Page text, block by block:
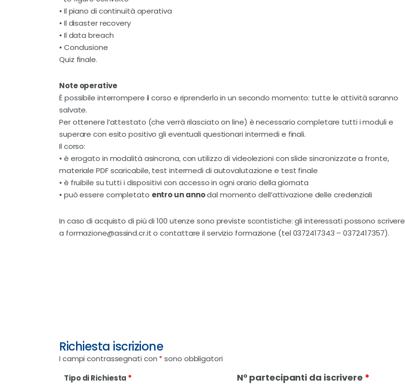
• Il piano di continuità operativa
• Il disaster recovery
• Il data breach
• Conclusione
Quiz finale.
Note operative
È possibile interrompere il corso e riprenderlo in un secondo momento: tutte le attività saranno
salvate.
Per ottenere l’attestato (che verrà rilasciato on line) è necessario completare tutti i moduli e
superare con esito positivo gli eventuali questionari intermedi e finali.
Il corso:
• è erogato in modalità asincrona, con utilizzo di videolezioni con slide sincronizzate a fronte,
materiale PDF scaricabile, test intermedi di autovalutazione e test finale
• è fruibile su tutti i dispositivi con accesso in ogni orario della giornata
• può essere completato entro un annodal momento dell’attivazione delle credenziali
In caso di acquisto di più di 100 utenze sono previste scontistiche: gli interessati possono scrivere
a formazione@assind.cr.it o contattare il servizio formazione (tel 0372417343 – 0372417357).
Richiesta iscrizione
I campi contrassegnati con *sono obbligatori
Tipo di Richiesta * N° partecipanti da iscrivere *